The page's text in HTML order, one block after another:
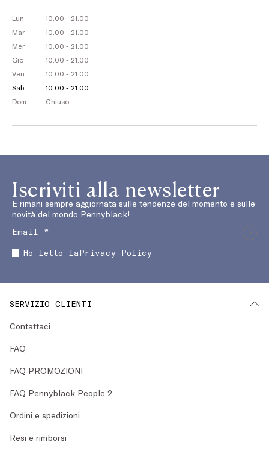
Lun
10.00 - 21.00
Mar
10.00 - 21.00
Mer
10.00 - 21.00
Gio
10.00 - 21.00
Ven
10.00 - 21.00
Sab
10.00 - 21.00
Dom
Chiuso
Iscriviti alla newsletter
E rimani sempre aggiornata sulle tendenze del momento e sulle
novità del mondo Pennyblack!
Ho letto laPrivacy Policy
SERVIZIO CLIENTI
Contattaci
FAQ
FAQ PROMOZIONI
FAQ Pennyblack People 2
Ordini e spedizioni
Resi e rimborsi